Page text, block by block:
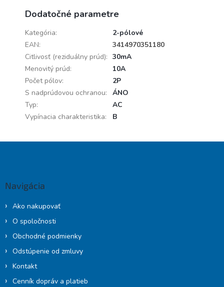
Dodatočné parametre
Kategória:
2-pólové
EAN:
3414970351180
Citlivosť (reziduálny prúd): 30mA
Menovitý prúd:
10A
Počet pólov:
2P
S nadprúdovou ochranou:
ÁNO
Typ:
AC
Vypínacia charakteristika: B
Navigácia
Ako nakupovať
O spoločnosti
Obchodné podmienky
Odstúpenie od zmluvy
Kontakt
Cenník dopráv a platieb